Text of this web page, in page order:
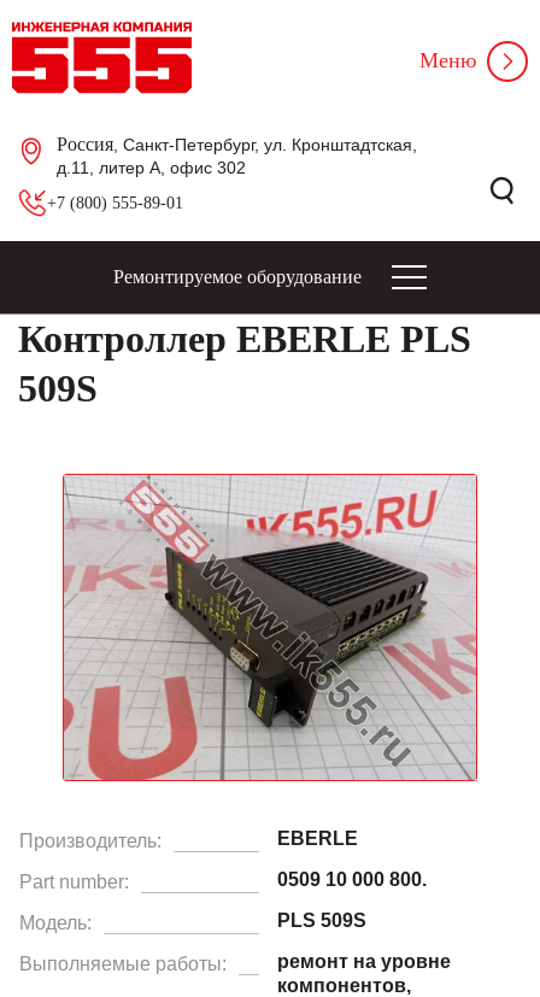
Россия , Санкт-Петербург, ул. Кронштадтская,
д.11, литер А, офис 302
+7 (800) 555-89-01
Меню
Ремонтируемое оборудование
Контроллер EBERLE PLS
509S
Производитель: EBERLE
Part number: 0509 10 000 800.
Модель: PLS 509S
Выполняемые работы:
ремонт на уровне
компонентов,